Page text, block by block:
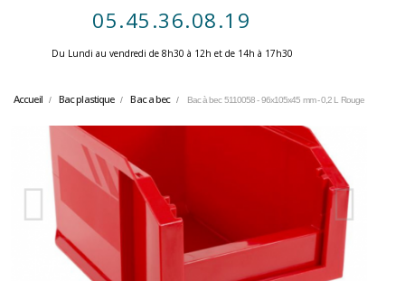
05.45.36.08.19
Du Lundi au vendredi de 8h30 à 12h et de 14h à 17h30 ​
Accueil Bac plastique Bac a bec Bac à bec 5110058 - 96x105x45 mm - 0,2 L Rouge